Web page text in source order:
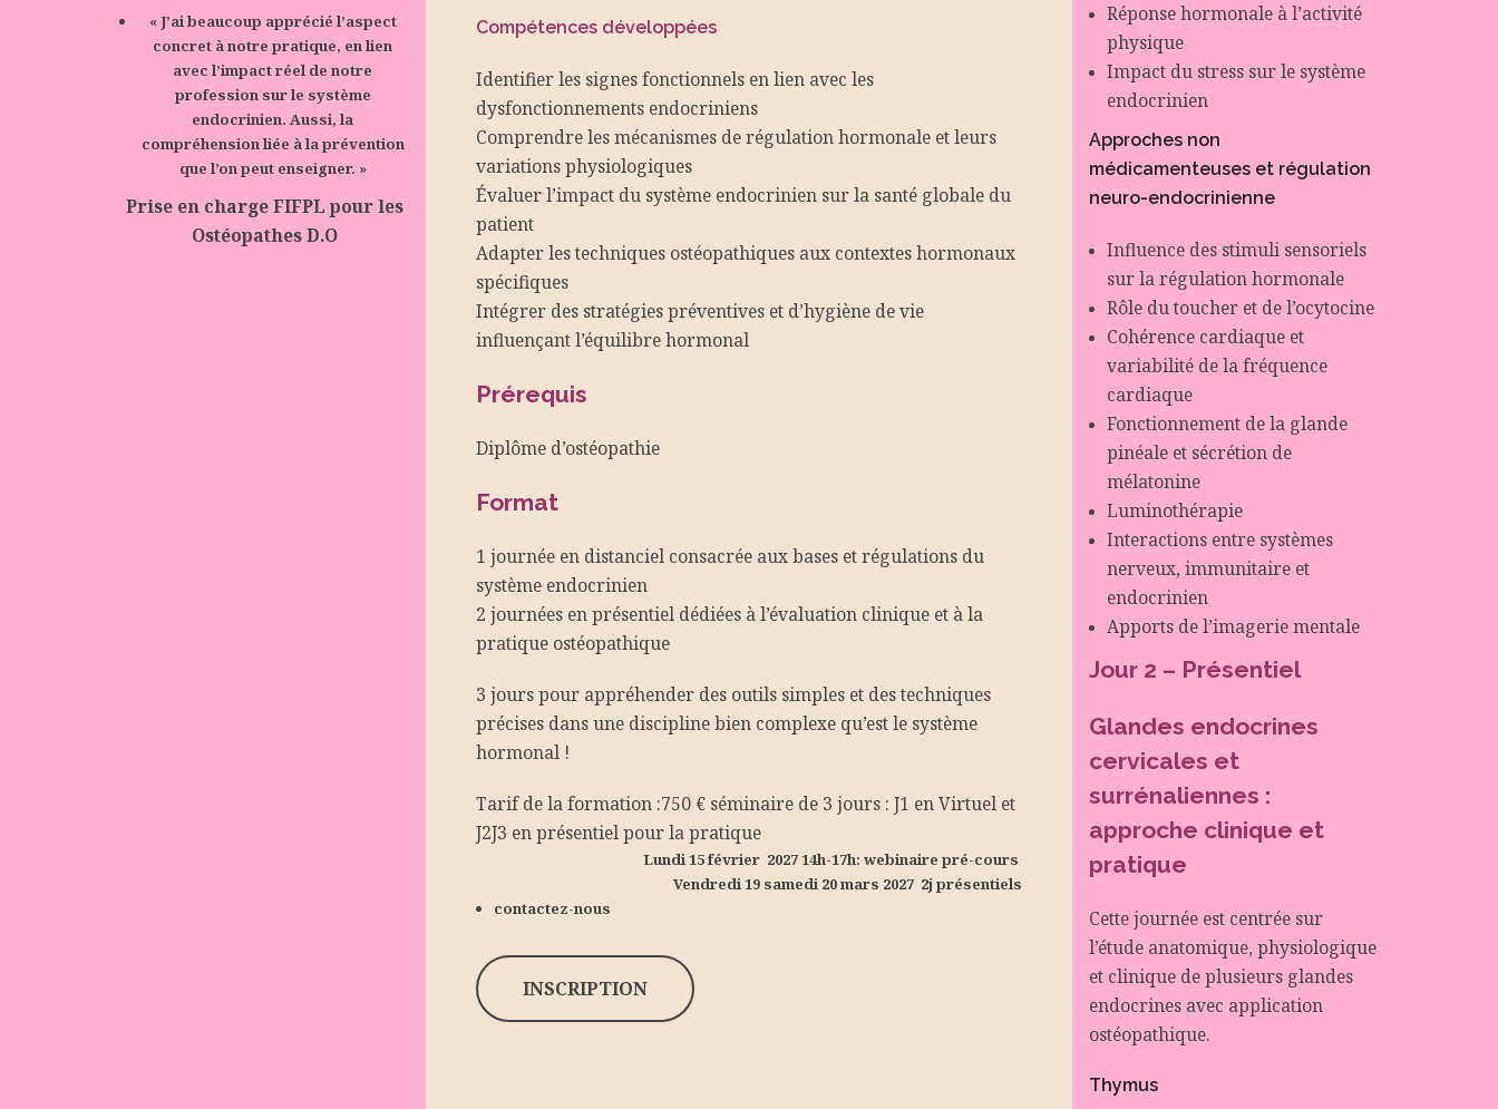
« J’ai beaucoup apprécié l’aspect
concret à notre pratique, en lien
avec l’impact réel de notre
profession sur le système
endocrinien. Aussi, la
compréhension liée à la prévention
que l’on peut enseigner. »
Prise en charge FIFPL pour les
Ostéopathes D.O
Compétences développées
Identifier les signes fonctionnels en lien avec les
dysfonctionnements endocriniens
Comprendre les mécanismes de régulation hormonale et leurs
variations physiologiques
Évaluer l’impact du système endocrinien sur la santé globale du
patient
Adapter les techniques ostéopathiques aux contextes hormonaux
spécifiques
Intégrer des stratégies préventives et d’hygiène de vie
influençant l’équilibre hormonal
Prérequis
Diplôme d’ostéopathie
Format
1 journée en distanciel consacrée aux bases et régulations du
système endocrinien
2 journées en présentiel dédiées à l’évaluation clinique et à la
pratique ostéopathique
3 jours pour appréhender des outils simples et des techniques
précises dans une discipline bien complexe qu’est le système
hormonal !
Tarif de la formation :750 € séminaire de 3 jours : J1 en Virtuel et
J2J3 en présentiel pour la pratique
Lundi 15 février 2027 14h-17h: webinaire pré-cours
Vendredi 19 samedi 20 mars 2027 2j présentiels
contactez-nous
INSCRIPTION
Réponse hormonale à l’activité
physique
Impact du stress sur le système
endocrinien
Approches non
médicamenteuses et régulation
neuro-endocrinienne
Influence des stimuli sensoriels
sur la régulation hormonale
Rôle du toucher et de l’ocytocine
Cohérence cardiaque et
variabilité de la fréquence
cardiaque
Fonctionnement de la glande
pinéale et sécrétion de
mélatonine
Luminothérapie
Interactions entre systèmes
nerveux, immunitaire et
endocrinien
Apports de l’imagerie mentale
Jour 2 – Présentiel
Glandes endocrines
cervicales et
surrénaliennes :
approche clinique et
pratique
Cette journée est centrée sur
l’étude anatomique, physiologique
et clinique de plusieurs glandes
endocrines avec application
ostéopathique.
Thymus